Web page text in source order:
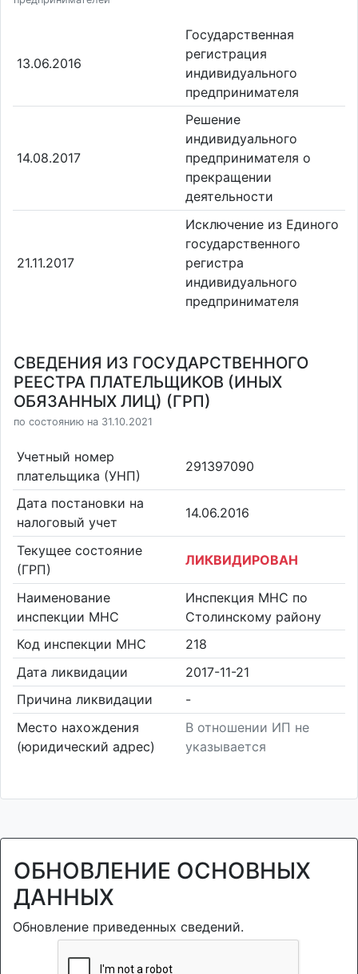
13.06.2016
Государственная
регистрация
индивидуального
предпринимателя
14.08.2017
Решение
индивидуального
предпринимателя о
прекращении
деятельности
21.11.2017
Исключение из Единого
государственного
регистра
индивидуального
предпринимателя
СВЕДЕНИЯ ИЗ ГОСУДАРСТВЕННОГО
РЕЕСТРА ПЛАТЕЛЬЩИКОВ (ИНЫХ
ОБЯЗАННЫХ ЛИЦ) (ГРП)
по состоянию на 31.10.2021
Учетный номер
плательщика (УНП)
291397090
Дата постановки на
налоговый учет
14.06.2016
Текущее состояние
(ГРП)
ЛИКВИДИРОВАН
Наименование
инспекции МНС
Инспекция МНС по
Столинскому району
Код инспекции МНС
218
Дата ликвидации
2017-11-21
Причина ликвидации
-
Место нахождения
(юридический адрес)
В отношении ИП не
указывается
ОБНОВЛЕНИЕ ОСНОВНЫХ
ДАННЫХ
Обновление приведенных сведений.